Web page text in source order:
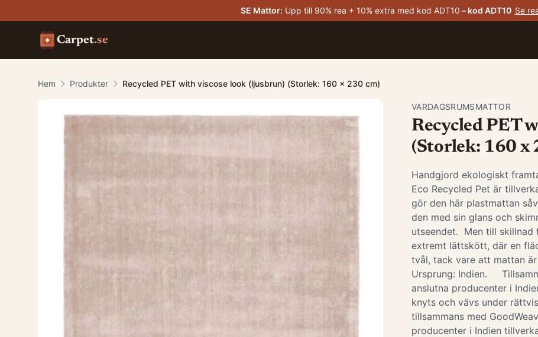
SE Mattor: Upp till 90% rea + 10% extra med kod ADT10 – kod ADT10 Se
Carpet.se
Hem Produkter Recycled PET with viscose look (ljusbrun) (Storlek: 160 x 230 cm)
VARDAGSRUMSMATTOR
Recycled PET
(Storlek: 160 x
Handgjord ekologiskt
Eco Recycled Pet är
gör den här plastmattan
den med sin glans och
utseendet. Men till skillnad
extremt lättskött, där en
tvål, tack vare att mattan
Ursprung: Indien.
anslutna producenter i
knyts och vävs under
tillsammans med
producenter i Indien